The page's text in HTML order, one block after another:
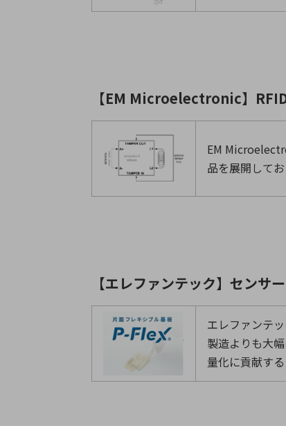
【EM Microelectronic】
EM
品を展開して
【エレファンテック】センサ
エレファンテ
製造よりも大
量化に貢献す